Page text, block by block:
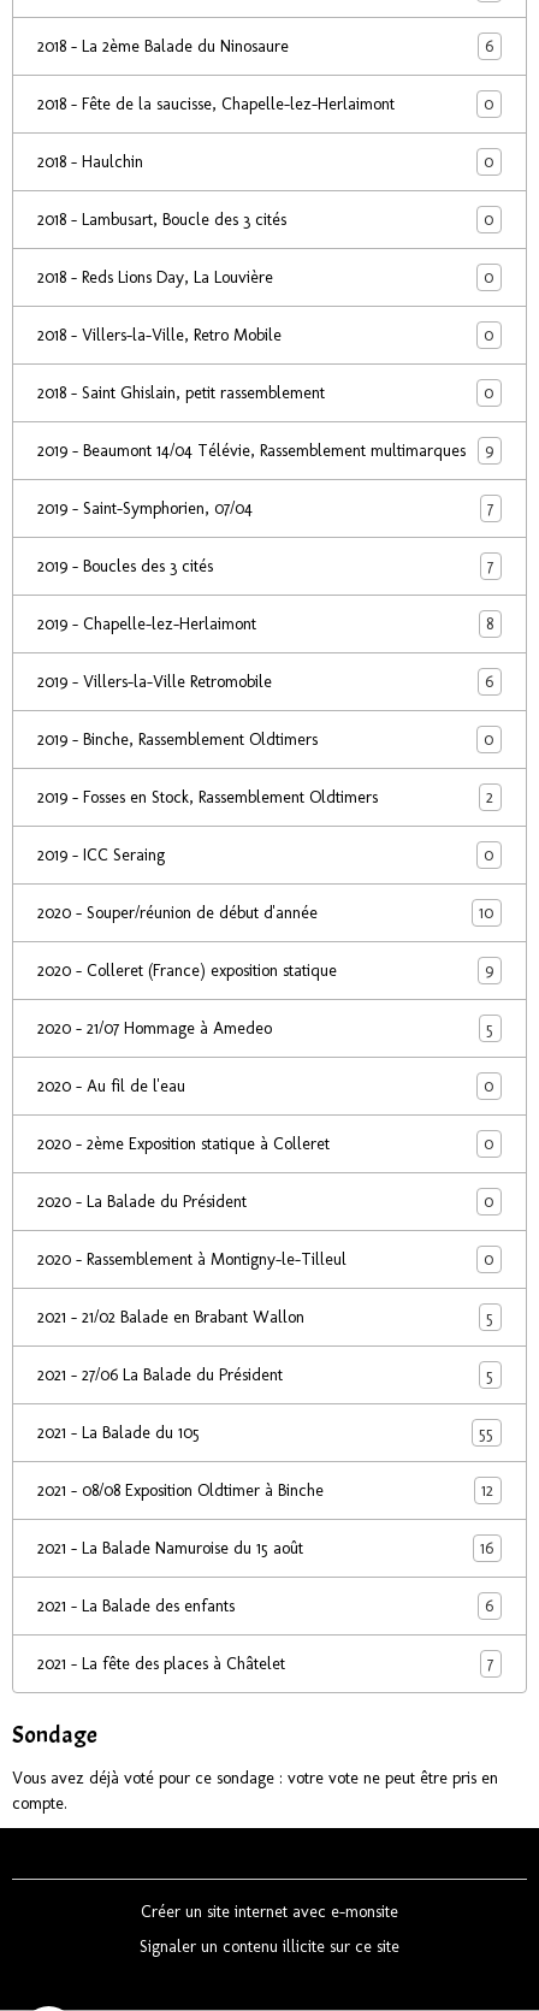
2018 - La 2ème Balade du Ninosaure 6
2018 - Fête de la saucisse, Chapelle-lez-Herlaimont 0
2018 - Haulchin 0
2018 - Lambusart, Boucle des 3 cités 0
2018 - Reds Lions Day, La Louvière 0
2018 - Villers-la-Ville, Retro Mobile 0
2018 - Saint Ghislain, petit rassemblement 0
2019 - Beaumont 14/04 Télévie, Rassemblement multimarques 9
2019 - Saint-Symphorien, 07/04 7
2019 - Boucles des 3 cités 7
2019 - Chapelle-lez-Herlaimont 8
2019 - Villers-la-Ville Retromobile 6
2019 - Binche, Rassemblement Oldtimers 0
2019 - Fosses en Stock, Rassemblement Oldtimers 2
2019 - ICC Seraing 0
2020 - Souper/réunion de début d'année 10
2020 - Colleret (France) exposition statique 9
2020 - 21/07 Hommage à Amedeo 5
2020 - Au fil de l'eau 0
2020 - 2ème Exposition statique à Colleret 0
2020 - La Balade du Président 0
2020 - Rassemblement à Montigny-le-Tilleul 0
2021 - 21/02 Balade en Brabant Wallon 5
2021 - 27/06 La Balade du Président 5
2021 - La Balade du 105 55
2021 - 08/08 Exposition Oldtimer à Binche 12
2021 - La Balade Namuroise du 15 août 16
2021 - La Balade des enfants 6
2021 - La fête des places à Châtelet 7
Sondage
Vous avez déjà voté pour ce sondage : votre vote ne peut être pris en
compte.
Créer un site internet avec e-monsite
Signaler un contenu illicite sur ce site